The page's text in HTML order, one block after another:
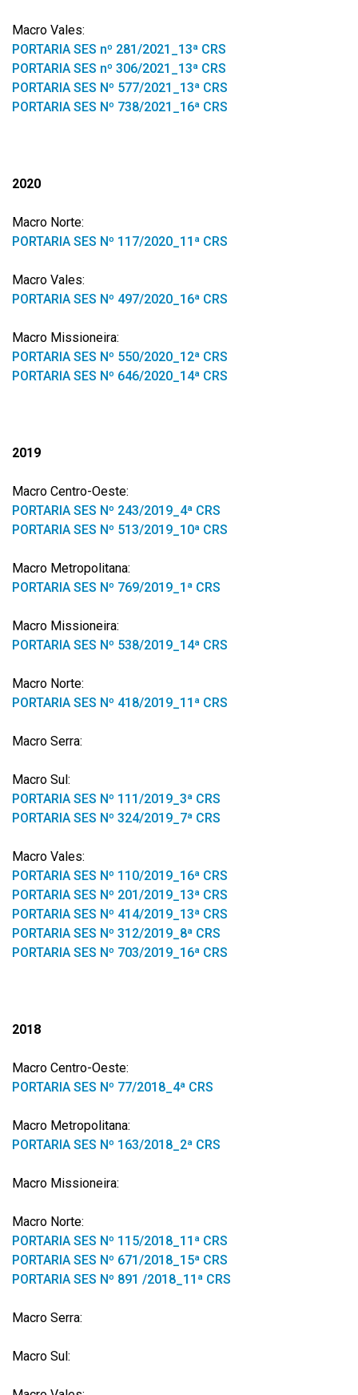
Macro Vales:
PORTARIA SES nº 281/2021_13ª CRS
PORTARIA SES nº 306/2021_13ª CRS
PORTARIA SES Nº 577/2021_13ª CRS
PORTARIA SES Nº 738/2021_16ª CRS
2020
Macro Norte:
PORTARIA SES Nº 117/2020_11ª CRS
Macro Vales:
PORTARIA SES Nº 497/2020_16ª CRS
Macro Missioneira:
PORTARIA SES Nº 550/2020_12ª CRS
PORTARIA SES Nº 646/2020_14ª CRS
2019
Macro Centro-Oeste:
PORTARIA SES Nº 243/2019_4ª CRS
PORTARIA SES Nº 513/2019_10ª CRS
Macro Metropolitana:
PORTARIA SES Nº 769/2019_1ª CRS
Macro Missioneira:
PORTARIA SES Nº 538/2019_14ª CRS
Macro Norte:
PORTARIA SES Nº 418/2019_11ª CRS
Macro Serra:
Macro Sul:
PORTARIA SES Nº 111/2019_3ª CRS
PORTARIA SES Nº 324/2019_7ª CRS
Macro Vales:
PORTARIA SES Nº 110/2019_16ª CRS
PORTARIA SES Nº 201/2019_13ª CRS
PORTARIA SES Nº 414/2019­_13ª CRS
PORTARIA SES Nº 312/2019_8ª CRS
PORTARIA SES Nº 703/2019_16ª CRS
2018
Macro Centro-Oeste:
PORTARIA SES Nº 77/2018_4ª CRS
Macro Metropolitana:
PORTARIA SES Nº 163/2018_2ª CRS
Macro Missioneira:
Macro Norte:
PORTARIA SES Nº 115/2018_11ª CRS
PORTARIA SES Nº 671/2018_15ª CRS
PORTARIA SES Nº 891 /2018_11ª CRS
Macro Serra:
Macro Sul: